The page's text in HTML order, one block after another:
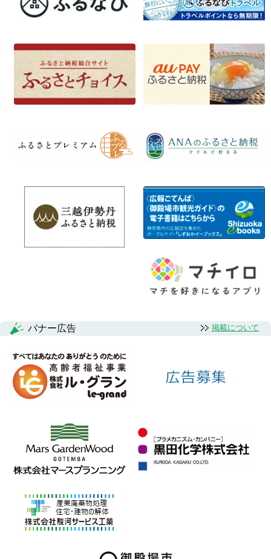
バナー広告 掲載について